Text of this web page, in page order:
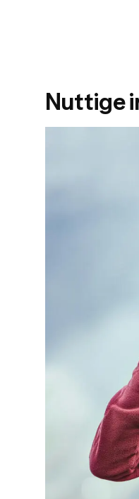
Nuttige